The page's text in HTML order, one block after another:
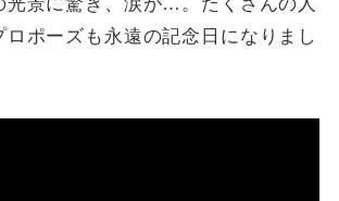
ロポーズも永遠の記念日になりまし